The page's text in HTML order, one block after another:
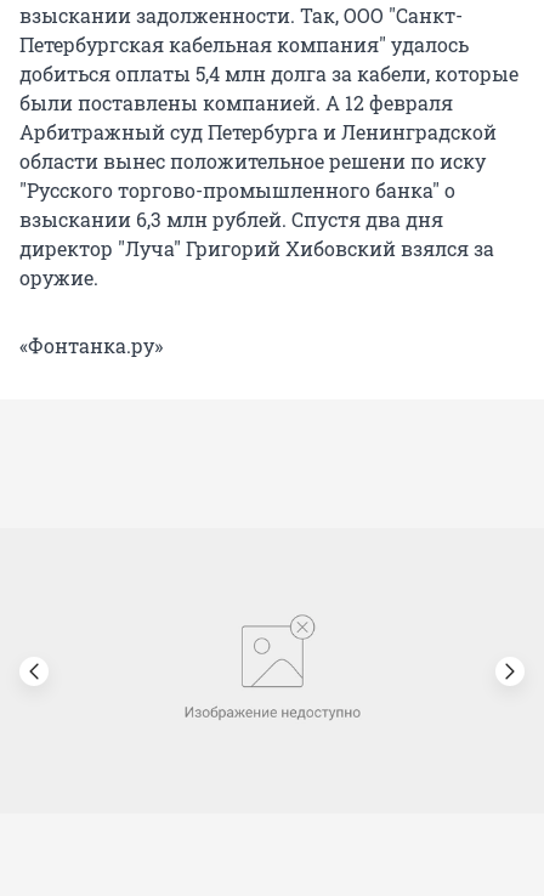
взыскании задолженности. Так, ООО "Санкт-
Петербургская кабельная компания" удалось
добиться оплаты 5,4 млн долга за кабели, которые
были поставлены компанией. А 12 февраля
Арбитражный суд Петербурга и Ленинградской
области вынес положительное решени по иску
"Русского торгово-промышленного банка" о
взыскании 6,3 млн рублей. Спустя два дня
директор "Луча" Григорий Хибовский взялся за
оружие.
«Фонтанка.ру»